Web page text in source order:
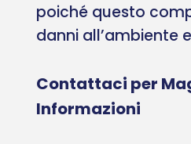
poiché questo
danni all’ambiente
Contattaci per
Informazioni